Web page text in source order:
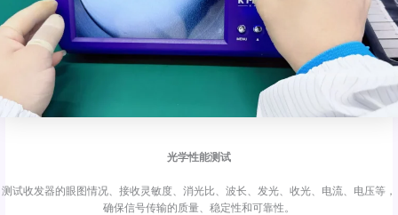
光学性能测试
测试收发器的眼图情况、接收灵敏度、消光比、波长、发光、收光、电流、电压等，
确保信号传输的质量、稳定性和可靠性。